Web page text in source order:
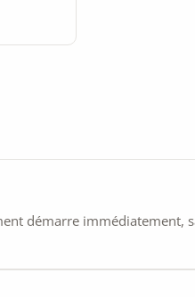
démarre